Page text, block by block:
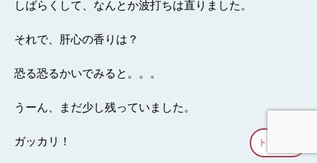
しばらくして、なんとか波打ちは直りました。
それで、肝心の香りは？
恐る恐るかいでみると。。。
うーん、まだ少し残っていました。
ガッカリ！ トップへ